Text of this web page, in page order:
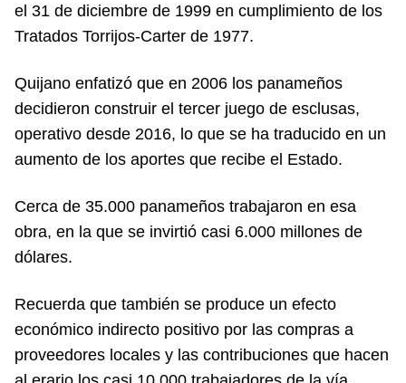
el 31 de diciembre de 1999 en cumplimiento de los
Tratados Torrijos-Carter de 1977.
Quijano enfatizó que en 2006 los panameños
decidieron construir el tercer juego de esclusas,
operativo desde 2016, lo que se ha traducido en un
aumento de los aportes que recibe el Estado.
Cerca de 35.000 panameños trabajaron en esa
obra, en la que se invirtió casi 6.000 millones de
dólares.
Recuerda que también se produce un efecto
económico indirecto positivo por las compras a
proveedores locales y las contribuciones que hacen